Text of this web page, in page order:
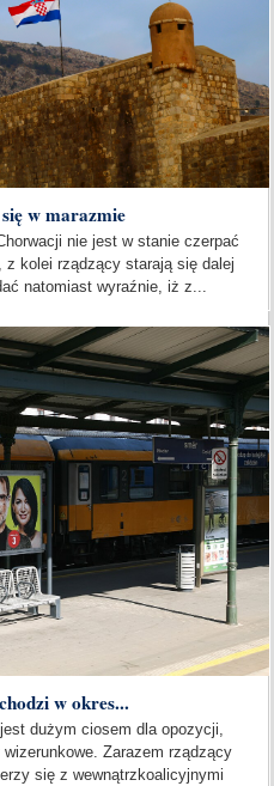
w marazmie
nie jest w stanie czerpać
kolei rządzący starają się dalej
natomiast wyraźnie, iż z...
w okres...
dużym ciosem dla opozycji,
Zarazem rządzący
się z wewnątrzkoalicyjnymi